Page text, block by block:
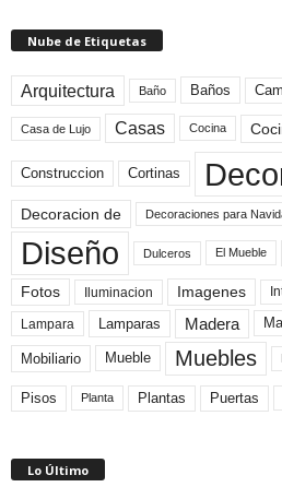
Nube de Etiquetas
Arquitectura Baño Baños
Casa de Lujo Casas Cocina
Construccion Cortinas
Decoracion de Decoraciones para
Diseño Dulceros El Mueble
Fotos Iluminacion Imagenes
Lampara Lamparas Madera
Mobiliario Mueble Muebles
Pisos Planta Plantas Puertas
Lo Último